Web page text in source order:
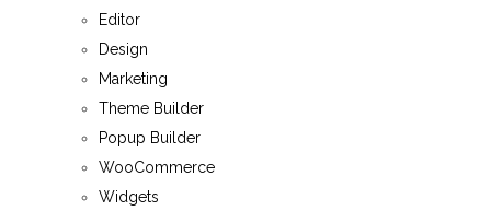
Editor
Design
Marketing
Theme Builder
Popup Builder
WooCommerce
Widgets